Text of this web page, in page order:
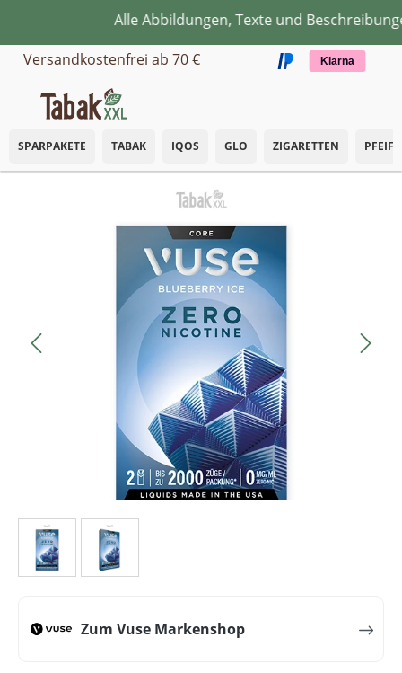
Zum Hauptinhalt springenAlle Abbildungen, Texte und
Versandkostenfrei ab 70 €
Klarna
SPARPAKETE TABAK IQOS GLO ZIGARETTEN
Zum Vuse Markenshop